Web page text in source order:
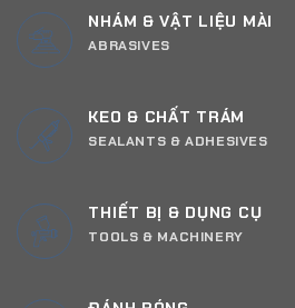
NHÁM & VẬT LIỆU MÀI
ABRASIVES
KEO & CHẤT TRÁM
SEALANTS & ADHESIVES
THIẾT BỊ & DỤNG CỤ
TOOLS & MACHINERY